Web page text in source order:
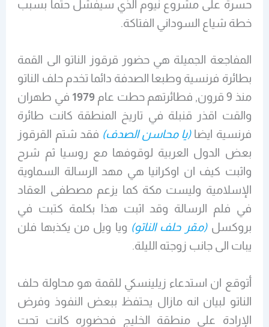
حسرة على مشروع نيوم الذي سيفشل حتما بسبب
خطة شياع السوداني الفتاكة.
المفاجعة الجميلة هي حضور قرقوز الناتو الى القمة
بطائرة فرنسية وطبعا الصدفة دائما تخدم حلف الناتو
منذ 9 قرون, فطائرتهم حطت عام
1979 في طهران
والقت اقذر قنبلة في تاريخ المنطقة كانت طائرة
فرنسية ايضا(يا محاسن الصدف) فقد شتم القرقوز
بعض الدول العربية لوقوفها مع روسيا ثم شرح
واثبت كيف ان اوكرانيا هي مهد الرسالة السماوية
الإسلامية وليست مكة كما يزعم مصطفى العقاد
في فلم الرسالة وقد اثبت هذا بكلمة كتبت في
بروكسل(مقر حلف الناتو) ويا ويل من يكذبها فلن
يبات الى جانب زوجته الليلة.
أتوقع ان استدعاء زيلينسكي للقمة هو محاولة حلف
الناتو لبيان انه مازال يحتفظ ببعض النفوذ وفرض
الإرادة على منطقة الخليج فحضوره كانت تحت